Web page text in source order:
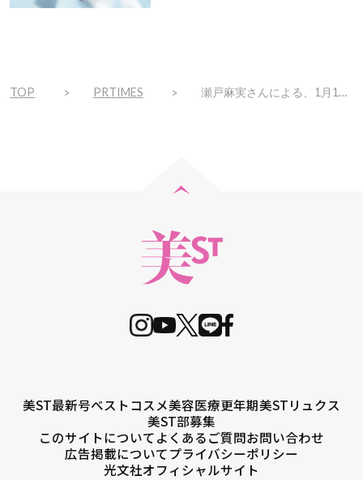
TOP PRTIMES 瀬戸麻実さんによる、1月13日(土)8:00～新発売のNARSルナニューイヤーコレクションをご紹介するライブを開催！
美ST最新号ベストコスメ美容医療更年期美STリュクス
美ST部募集
このサイトについてよくあるご質問お問い合わせ
広告掲載についてプライバシーポリシー
光文社オフィシャルサイト